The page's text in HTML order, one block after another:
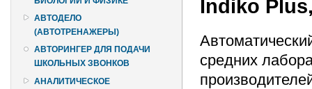
АВТОДЕЛО
(АВТОТРЕНАЖЕРЫ)
АВТОРИНГЕР ДЛЯ ПОДАЧИ
ШКОЛЬНЫХ ЗВОНКОВ
АНАЛИТИЧЕСКОЕ
Indiko
средних